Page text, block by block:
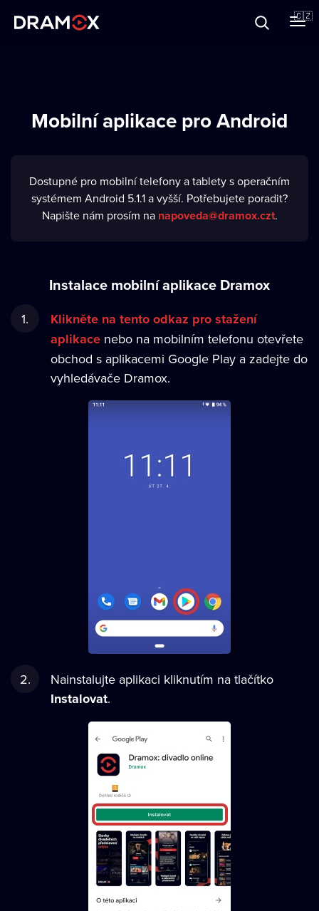
🇨🇿
Mobilní aplikace pro Android
Dostupné pro mobilní telefony a tablety s operačním
systémem Android 5.1.1 a vyšší. Potřebujete poradit?
Napište nám prosím na napoveda@dramox.czt.
Instalace mobilní aplikace Dramox
Klikněte na tento odkaz pro stažení
aplikace nebo na mobilním telefonu otevřete
obchod s aplikacemi Google Play a zadejte do
vyhledávače Dramox.
Nainstalujte aplikaci kliknutím na tlačítko
Instalovat.